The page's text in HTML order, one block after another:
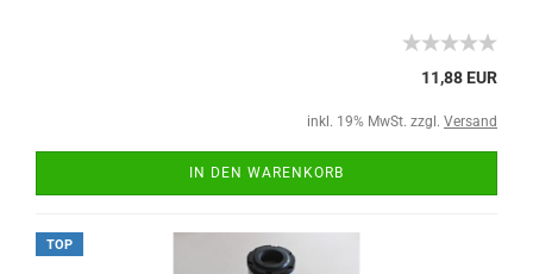
11,88 EUR
inkl. 19% MwSt. zzgl. Versand
IN DEN WARENKORB
TOP